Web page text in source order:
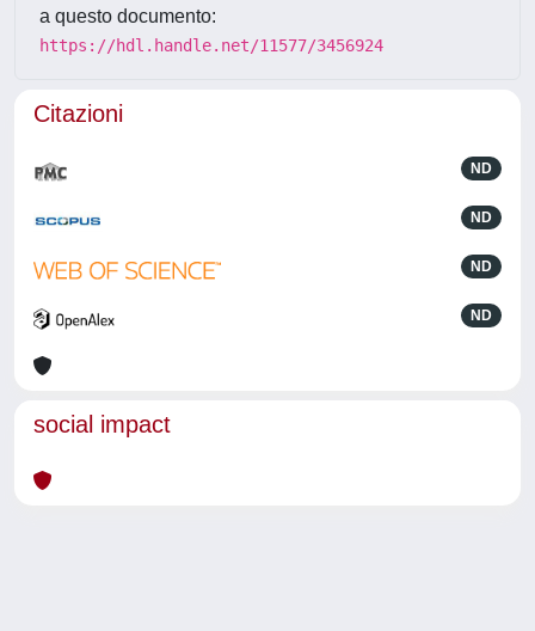
a questo documento:
https://hdl.handle.net/11577/3456924
Citazioni
ND
ND
ND
ND
social impact